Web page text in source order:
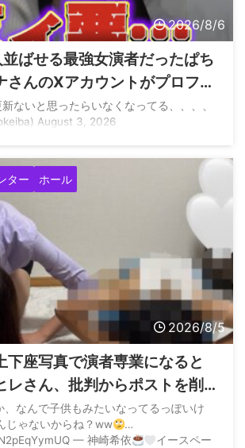
2026/8/6
ばせる最強女演者だったぱち
さんのXアカウントがプロフィ
て鍵垢に
ないと思ったらいなくなってる、、、、
August 3, 2026
ター ホール
2026/8/5
下座写真で演者専業になると
レさん、批判からポストを削
どもとの土下座写真でご報告
なんで子供もみたいなってるっぽいけ
じゃないからね？ww
…
— 神崎希依
イースペー